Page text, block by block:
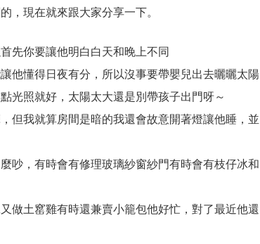
，現在就來跟大家分享一下。
先你要讓他明白白天和晚上不同
他懂得日夜有分，所以沒事要帶嬰兒出去曬曬太陽
光照就好，太陽太大還是別帶孩子出門呀～
但我就算房間是暗的我還會故意開著燈讓他睡，並
吵，有時會有修理玻璃紗窗紗門有時會有枝仔冰和
做土窰雞有時還兼賣小籠包他好忙，對了最近他還